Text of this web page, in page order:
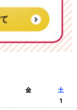
金
土
1